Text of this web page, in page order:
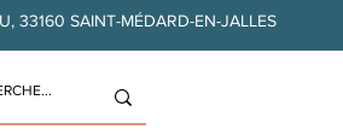
33160 SAINT-MÉDARD-EN-JALLES